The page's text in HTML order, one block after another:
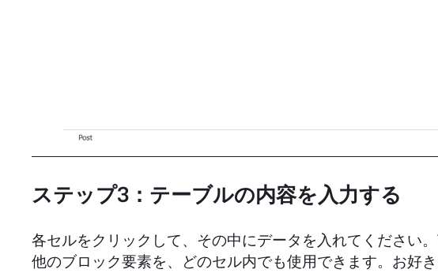
ステップ3：テーブルの内容を入力する
各セルをクリックして、その中にデータを入れてください
他のブロック要素を、どのセル内でも使用できます。お好